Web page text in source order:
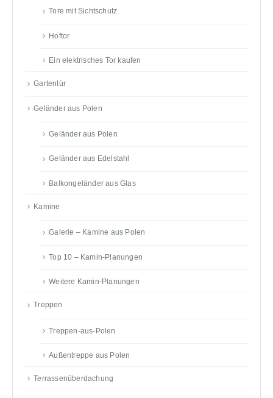
Tore mit Sichtschutz
Hoftor
Ein elektrisches Tor kaufen
Gartentür
Geländer aus Polen
Geländer aus Polen
Geländer aus Edelstahl
Balkongeländer aus Glas
Kamine
Galerie – Kamine aus Polen
Top 10 – Kamin-Planungen
Weitere Kamin-Planungen
Treppen
Treppen-aus-Polen
Außentreppe aus Polen
Terrassenüberdachung